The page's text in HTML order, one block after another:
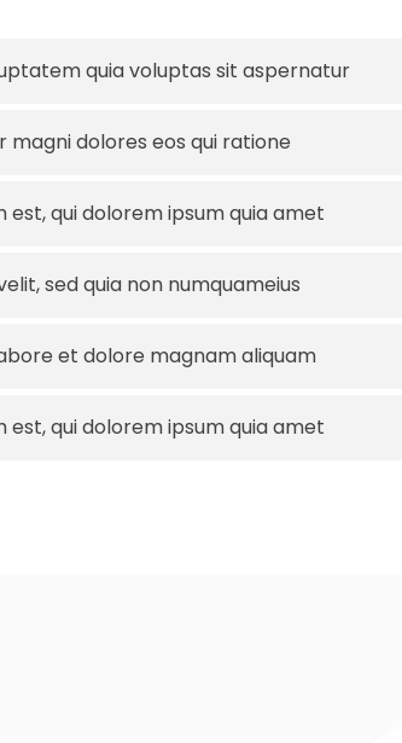
quia voluptas sit aspernatur
magni dolores eos qui ratione
est, qui dolorem ipsum quia amet
sed quia non numquameius
et dolore magnam aliquam
est, qui dolorem ipsum quia amet